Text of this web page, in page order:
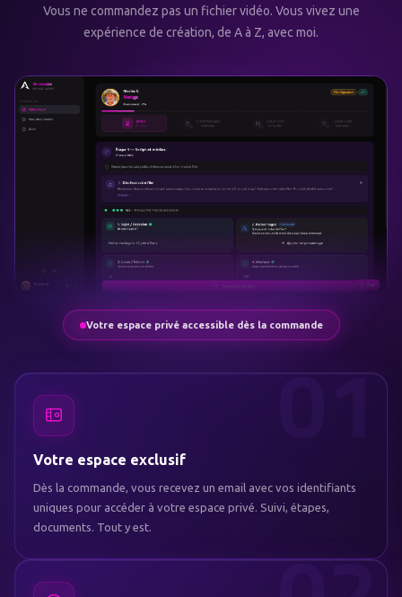
Vous ne commandez pas un fichier vidéo. Vous vivez une
expérience de création, de A à Z, avec moi.
Votre espace privé accessible dès la commande
Votre espace exclusif
Dès la commande, vous recevez un email avec vos identifiants
uniques pour accéder à votre espace privé. Suivi, étapes,
documents. Tout y est.